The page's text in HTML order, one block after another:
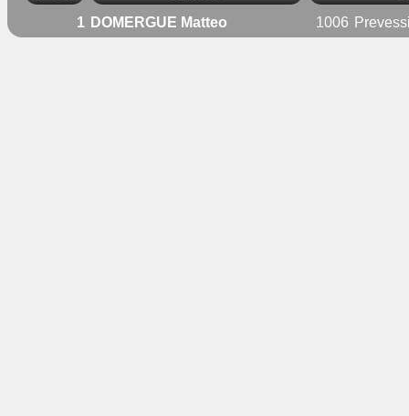
1 DOMERGUE Matteo 1006